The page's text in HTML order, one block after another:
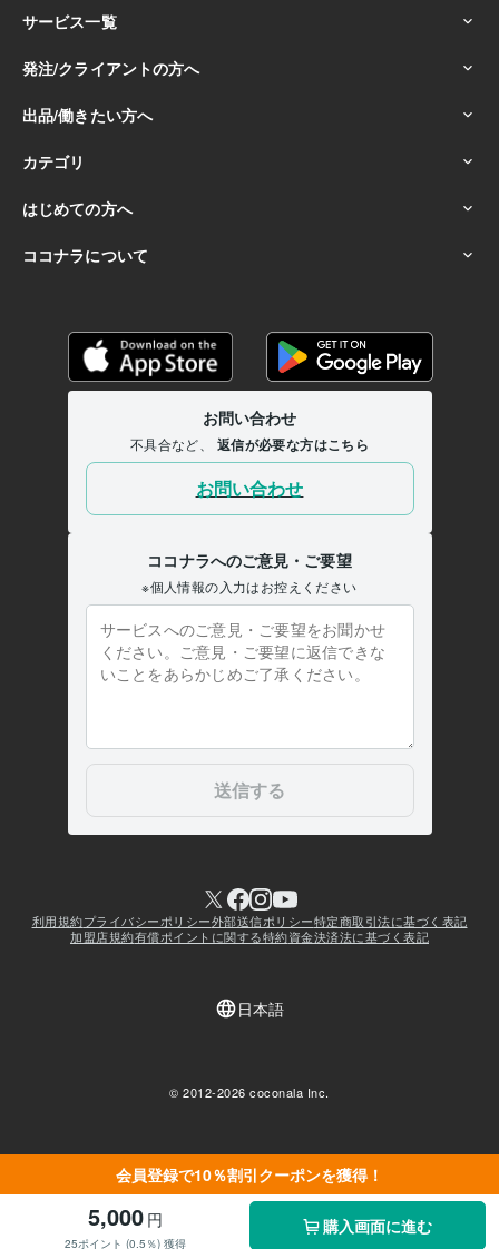
会員登録で10％割引クーポンを獲得！
5,000 円
25ポイント (0.5％) 獲得
購入画面に進む